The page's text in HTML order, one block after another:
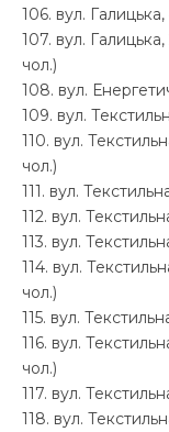
106. вул.
107. вул.
чол.)
108. вул.
109. вул.
110. вул.
чол.)
111. вул.
112. вул.
113. вул.
114. вул.
чол.)
115. вул.
116. вул.
чол.)
117. вул.
118. вул.